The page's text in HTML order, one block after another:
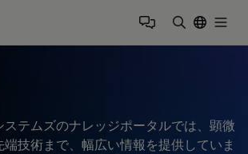
Logo
ステムズのナレッジポータルでは、顕微
技術まで、幅広い情報を提供していま